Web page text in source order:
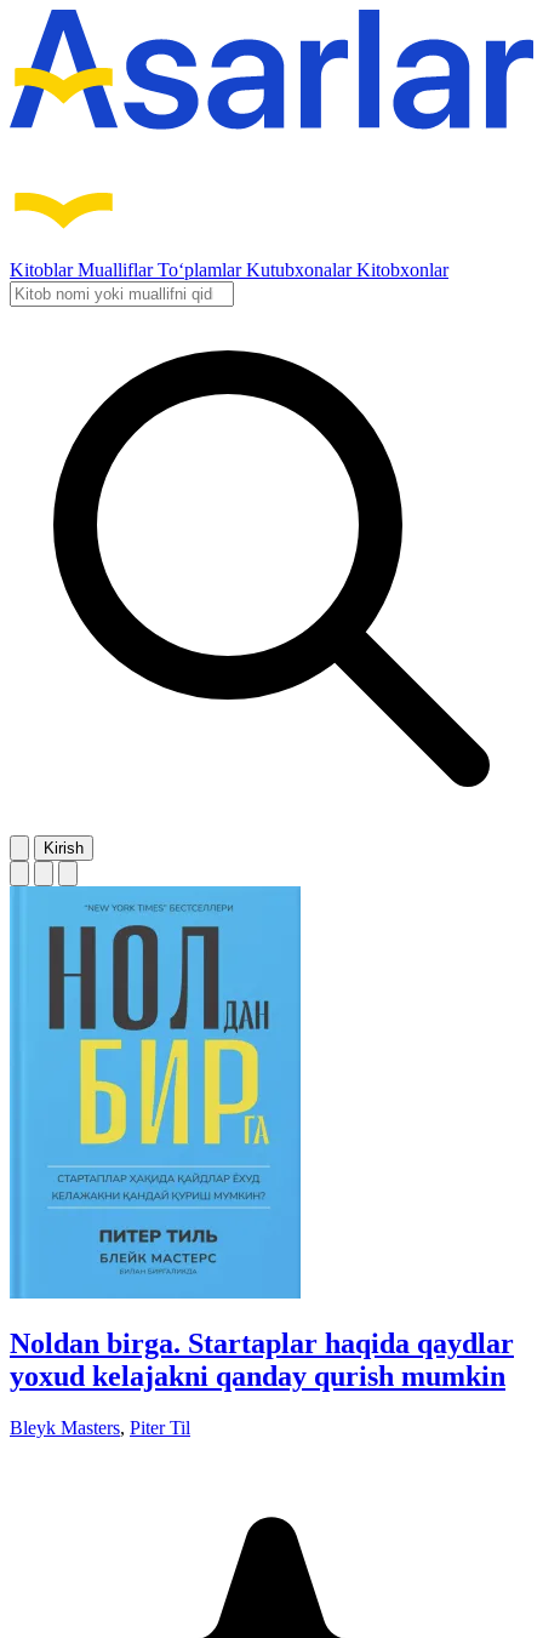
KitoblarMualliflarTo‘plamlarKutubxonalarKitobxonlar
Kirish
Noldan birga. Startaplar haqida qaydlar
yoxud kelajakni qanday qurish mumkin
Bleyk Masters, Piter Til